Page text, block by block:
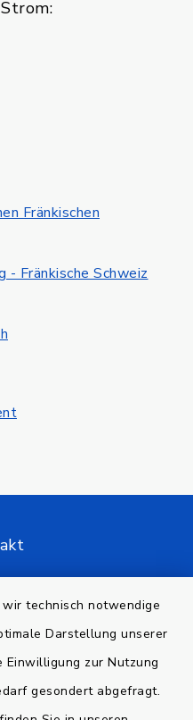
technisch notwendige
Darstellung unserer
Einwilligung zur Nutzung
gesondert abgefragt.
Fränkischen
- Fränkische Schweiz